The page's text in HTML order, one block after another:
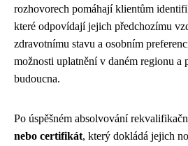
rozhovorech pomáhají klientům
které odpovídají jejich předchozímu
zdravotnímu stavu a osobním
možnosti uplatnění v daném regionu
budoucna.
Po úspěšném absolvování
nebo certifikát, který dokládá jejich